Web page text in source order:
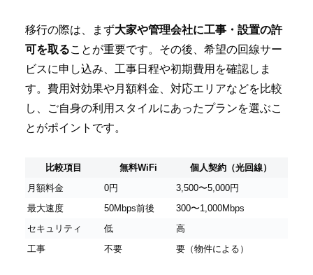
移行の際は、まず大家や管理会社に工事・設置の許
可を取ることが重要です。その後、希望の回線サー
ビスに申し込み、工事日程や初期費用を確認しま
す。費用対効果や月額料金、対応エリアなどを比較
し、ご自身の利用スタイルにあったプランを選ぶこ
とがポイントです。
比較項目 無料WiFi
個人契約（光回線）
月額料金
0円
3,500〜5,000円
最大速度
50Mbps前後
300〜1,000Mbps
セキュリティ
低
高
工事
不要 要（物件による）